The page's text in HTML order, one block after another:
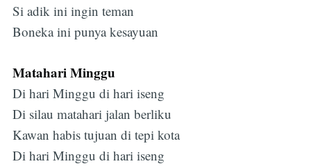
Si adik ini ingin teman
Boneka ini punya kesayuan
Matahari Minggu
Di hari Minggu di hari iseng
Di silau matahari jalan berliku
Kawan habis tujuan di tepi kota
Di hari Minggu di hari iseng